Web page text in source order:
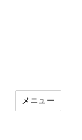
メニュー